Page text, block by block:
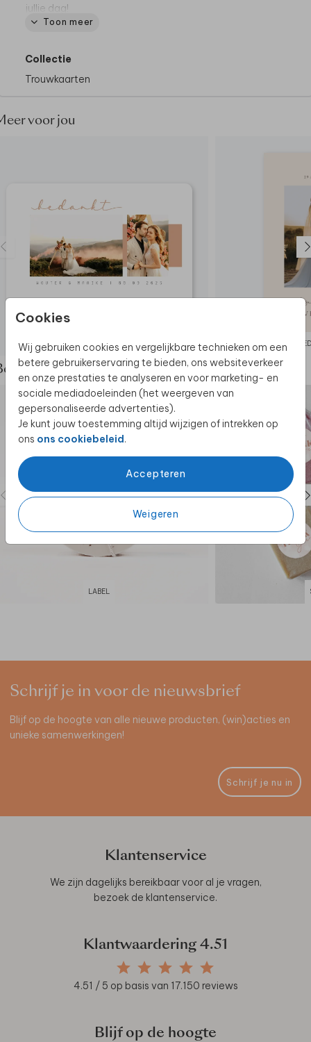
Cookies
Wij gebruiken cookies en vergelijkbare technieken om een
betere gebruikerservaring te bieden, ons websiteverkeer
en onze prestaties te analyseren en voor marketing- en
sociale mediadoeleinden (het weergeven van
gepersonaliseerde advertenties).
Je kunt jouw toestemming altijd wijzigen of intrekken op
ons ons cookiebeleid.
Accepteren
Weigeren
jullie dag!
deze stijl.
Toon meer
Collectie
Trouwkaarten
voor jou
BEDANKKAART
de complete set
LABEL
Schrijf je in voor de nieuwsbrief
Blijf op de hoogte van alle nieuwe producten, (win)acties en
unieke samenwerkingen!
Schrijf je nu in
Klantenservice
We zijn dagelijks bereikbaar voor al je vragen,
bezoek de klantenservice.
Klantwaardering 4.51
4.51 / 5 op basis van 17.150 reviews
Blijf op de hoogte